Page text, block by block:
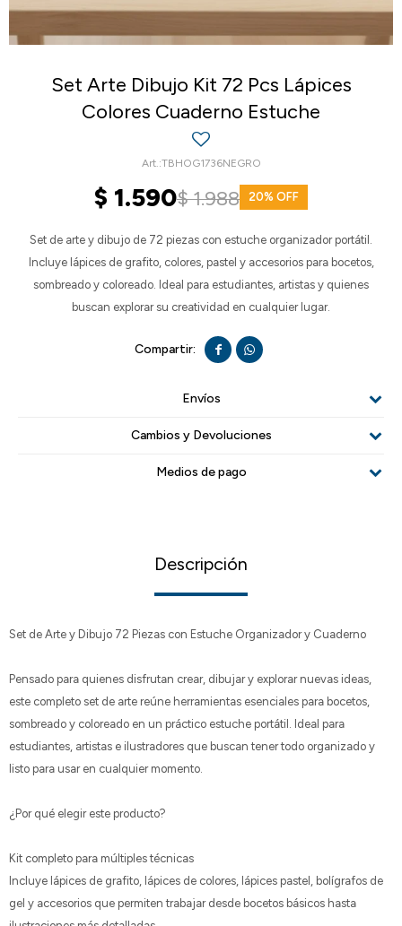
Set Arte Dibujo Kit 72 Pcs Lápices
Colores Cuaderno Estuche
TBHOG1736NEGRO
$ 1.590$1.988 20
Set de arte y dibujo de 72 piezas con estuche organizador portátil.
Incluye lápices de grafito, colores, pastel y accesorios para bocetos,
sombreado y coloreado. Ideal para estudiantes, artistas y quienes
buscan explorar su creatividad en cualquier lugar.
 
Envíos
Cambios y Devoluciones
Medios de pago
Descripción
Set de Arte y Dibujo 72 Piezas con Estuche Organizador y Cuaderno
Pensado para quienes disfrutan crear, dibujar y explorar nuevas ideas,
este completo set de arte reúne herramientas esenciales para bocetos,
sombreado y coloreado en un práctico estuche portátil. Ideal para
estudiantes, artistas e ilustradores que buscan tener todo organizado y
listo para usar en cualquier momento.
¿Por qué elegir este producto?
Kit completo para múltiples técnicas
Incluye lápices de grafito, lápices de colores, lápices pastel, bolígrafos de
gel y accesorios que permiten trabajar desde bocetos básicos hasta